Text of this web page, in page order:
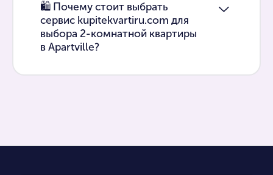
🛍 Почему стоит выбрать
сервис kupitekvartiru.com для
выбора 2-комнатной квартиры
в Apartville?